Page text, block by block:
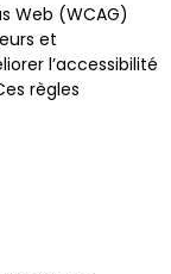
Web (WCAG)
et
l’accessibilité
règles